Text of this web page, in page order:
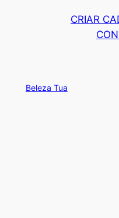
CRIAR
Beleza Tua